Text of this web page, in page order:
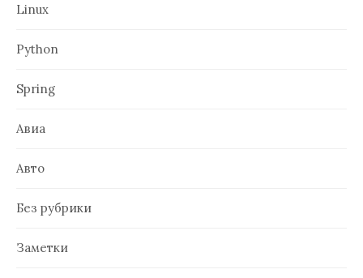
Linux
Python
Spring
Авиа
Авто
Без рубрики
Заметки